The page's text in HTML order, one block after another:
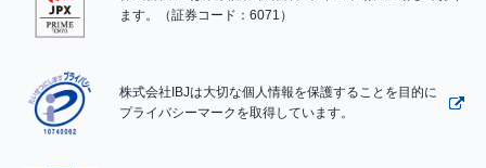
ます。（証券コード：6071）
株式会社IBJは大切な個人情報を保護することを目的に
プライバシーマークを取得しています。